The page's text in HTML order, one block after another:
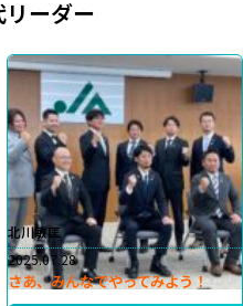
ーダー
北川敏匡
2025.07.28
さあ、みんなでやってみよう！